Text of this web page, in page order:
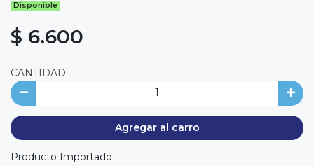
Disponible
$ 6.600
CANTIDAD
Agregar al carro
Producto Importado